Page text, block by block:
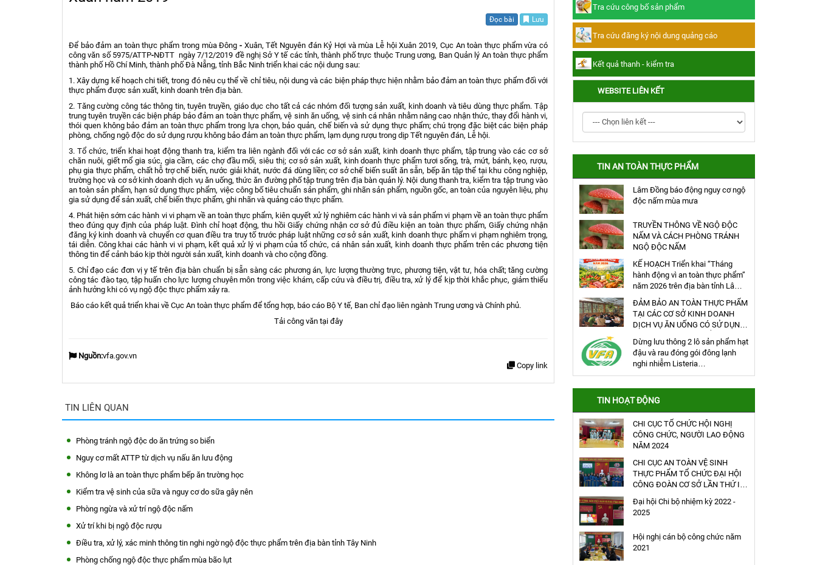
Băng đĩa tiếng thông điệp
Ấn phẩm truyền thông
Tra cứu đăng ký nội dung quảng cáo
Kết quả thanh - kiểm tra
Đọc bài Lưu
Để bảo đảm an toàn thực phẩm trong mùa Đông -Xuân, Tết Nguyên đán Kỷ Hợi và mùa Lễ hội Xuân 2019, Cục An toàn thực phẩm vừa có
công văn số 5975/ATTP-NĐTT ngày 7/12/2019 đề nghị Sở Y tế các tỉnh, thành phố trực thuộc Trung ương, Ban Quản lý An toàn thực phẩm
thành phố Hồ Chí Minh, thành phố Đà Nẵng, tỉnh Bắc Ninh triển khai các nội dung sau:
1. Xây dựng kế hoạch chi tiết, trong đó nêu cụ thể về chỉ tiêu, nội dung và các biện pháp thực hiện nhằm bảo đảm an toàn thực phẩm đối với
thực phẩm được sản xuất, kinh doanh trên địa bàn.
2. Tăng cường công tác thông tin, tuyên truyền, giáo dục cho tất cả các nhóm đối tượng sản xuất, kinh doanh và tiêu dùng thực phẩm. Tập
trung tuyên truyền các biện pháp bảo đảm an toàn thực phẩm, vệ sinh ăn uống, vệ sinh cá nhân nhằm nâng cao nhận thức, thay đổi hành vi,
thói quen không bảo đảm an toàn thực phẩm trong lựa chọn, bảo quản, chế biến và sử dụng thực phẩm; chú trọng đặc biệt các biện pháp
phòng, chống ngộ độc do sử dụng rượu không bảo đảm an toàn thực phẩm, lạm dụng rượu trong dịp Tết nguyên đán, Lễ hội.
3. Tổ chức, triển khai hoạt động thanh tra, kiểm tra liên ngành đối với các cơ sở sản xuất, kinh doanh thực phẩm, tập trung vào các cơ sở
chăn nuôi, giết mổ gia súc, gia cầm, các chợ đầu mối, siêu thị; cơ sở sản xuất, kinh doanh thực phẩm tươi sống, trà, mứt, bánh, kẹo, rượu,
phụ gia thực phẩm, chất hỗ trợ chế biến, nước giải khát, nước đá dùng liền; cơ sở chế biến suất ăn sẵn, bếp ăn tập thể tại khu công nghiệp,
trường học và cơ sở kinh doanh dịch vụ ăn uống, thức ăn đường phố tập trung trên địa bàn quản lý. Nội dung thanh tra, kiểm tra tập trung vào
an toàn sản phẩm, hạn sử dụng thực phẩm, việc công bố tiêu chuẩn sản phẩm, ghi nhãn sản phẩm, nguồn gốc, an toàn của nguyên liệu, phụ
gia sử dụng để sản xuất, chế biến thực phẩm, ghi nhãn và quảng cáo thực phẩm.
4. Phát hiện sớm các hành vi vi phạm về an toàn thực phẩm, kiên quyết xử lý nghiêm các hành vi và sản phẩm vi phạm về an toàn thực phẩm
theo đúng quy định của pháp luật. Đình chỉ hoạt động, thu hồi Giấy chứng nhận cơ sở đủ điều kiện an toàn thực phẩm, Giấy chứng nhận
đăng ký kinh doanh và chuyển cơ quan điều tra truy tố trước pháp luật những cơ sở sản xuất, kinh doanh thực phẩm vi phạm nghiêm trọng,
tái diễn. Công khai các hành vi vi phạm, kết quả xử lý vi phạm của tổ chức, cá nhân sản xuất, kinh doanh thực phẩm trên các phương tiện
thông tin để cảnh báo kịp thời người sản xuất, kinh doanh và cho cộng đồng.
5. Chỉ đạo các đơn vị y tế trên địa bàn chuẩn bị sẵn sàng các phương án, lực lượng thường trực, phương tiện, vật tư, hóa chất; tăng cường
công tác đào tạo, tập huấn cho lực lượng chuyên môn trong việc khám, cấp cứu và điều trị, điều tra, xử lý để kịp thời khắc phục, giảm thiểu
ảnh hưởng khi có vụ ngộ độc thực phẩm xảy ra.
Báo cáo kết quả triển khai về Cục An toàn thực phẩm để tổng hợp, báo cáo Bộ Y tế, Ban chỉ đạo liên ngành Trung ương và Chính phủ.
Tải công văn tại đây
Nguồn:vfa.gov.vn
Copy link
TIN LIÊN QUAN
Phòng tránh ngộ độc do ăn trứng so biển
Nguy cơ mất ATTP từ dịch vụ nấu ăn lưu động
Không lơ là an toàn thực phẩm bếp ăn trường học
Kiểm tra vệ sinh của sữa và nguy cơ do sữa gây nên
Phòng ngừa và xử trí ngộ độc nấm
Xử trí khi bị ngộ độc rượu
Điều tra, xử lý, xác minh thông tin nghi ngờ ngộ độc thực phẩm trên địa bàn tỉnh Tây Ninh
Phòng chống ngộ độc thực phẩm mùa bão lụt
Tra cứu công bố sản phẩm
Tra cứu đăng ký nội dung quảng cáo
Kết quả thanh - kiểm tra
WEBSITE LIÊN KẾT
TIN AN TOÀN THỰC PHẨM
Lâm Đồng báo động nguy cơ ngộ
độc nấm mùa mưa
TRUYỀN THÔNG VỀ NGỘ ĐỘC
NẤM VÀ CÁCH PHÒNG TRÁNH
NGỘ ĐỘC NẤM
KẾ HOẠCH Triển khai “Tháng
hành động vì an toàn thực phẩm”
năm 2026 trên địa bàn tỉnh Lâm
Đồng
ĐẢM BẢO AN TOÀN THỰC PHẨM
TẠI CÁC CƠ SỞ KINH DOANH
DỊCH VỤ ĂN UỐNG CÓ SỬ DỤNG
HÀNG ĐÔNG LẠNH ĐỂ CHẾ BIẾN
THỰC PHẨM
Dừng lưu thông 2 lô sản phẩm hạt
đậu và rau đóng gói đông lạnh
nghi nhiễm Listeria
monocystogens của công ty
TIN HOẠT ĐỘNG
CHI CỤC TỔ CHỨC HỘI NGHỊ
CÔNG CHỨC, NGƯỜI LAO ĐỘNG
NĂM 2024
CHI CỤC AN TOÀN VỆ SINH
THỰC PHẨM TỔ CHỨC ĐẠI HỘI
CÔNG ĐOÀN CƠ SỞ LẦN THỨ IV
Đại hội Chi bộ nhiệm kỳ 2022 -
2025
Hội nghị cán bộ công chức năm
2021